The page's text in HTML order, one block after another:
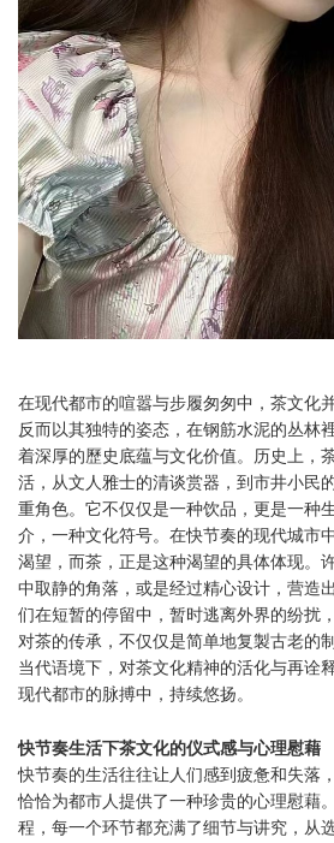
在现代都市的喧嚣与步履匆匆中，茶文化
反而以其独特的姿态，在钢筋水泥的丛林
着深厚的歷史底蕴与文化价值。历史上，
活，从文人雅士的清谈赏器，到市井小民
重角色。它不仅仅是一种饮品，更是一种
介，一种文化符号。在快节奏的现代城市
渴望，而茶，正是这种渴望的具体体现。
中取静的角落，或是经过精心设计，营造
们在短暂的停留中，暂时逃离外界的纷扰
对茶的传承，不仅仅是简单地复製古老的
当代语境下，对茶文化精神的活化与再诠
现代都市的脉搏中，持续悠扬。
快节奏生活下茶文化的仪式感与心理慰藉
快节奏的生活往往让人们感到疲惫和失落
恰恰为都市人提供了一种珍贵的心理慰藉
程，每一个环节都充满了细节与讲究，从